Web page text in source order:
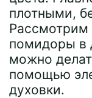
плотными,
Рассмотрим
помидоры в
можно
помощью
духовки.